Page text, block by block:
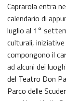
Caprarola entra
calendario di
luglio al 1°
culturali,
compongono il
ad alcuni dei
del Teatro Don
Parco delle